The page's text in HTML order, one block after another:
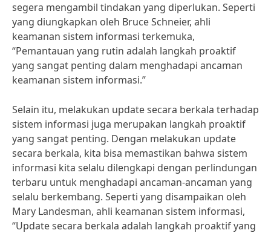
segera mengambil tindakan yang diperlukan. Seperti
yang diungkapkan oleh Bruce Schneier, ahli
keamanan sistem informasi terkemuka,
“Pemantauan yang rutin adalah langkah proaktif
yang sangat penting dalam menghadapi ancaman
keamanan sistem informasi.”
Selain itu, melakukan update secara berkala terhadap
sistem informasi juga merupakan langkah proaktif
yang sangat penting. Dengan melakukan update
secara berkala, kita bisa memastikan bahwa sistem
informasi kita selalu dilengkapi dengan perlindungan
terbaru untuk menghadapi ancaman-ancaman yang
selalu berkembang. Seperti yang disampaikan oleh
Mary Landesman, ahli keamanan sistem informasi,
“Update secara berkala adalah langkah proaktif yang